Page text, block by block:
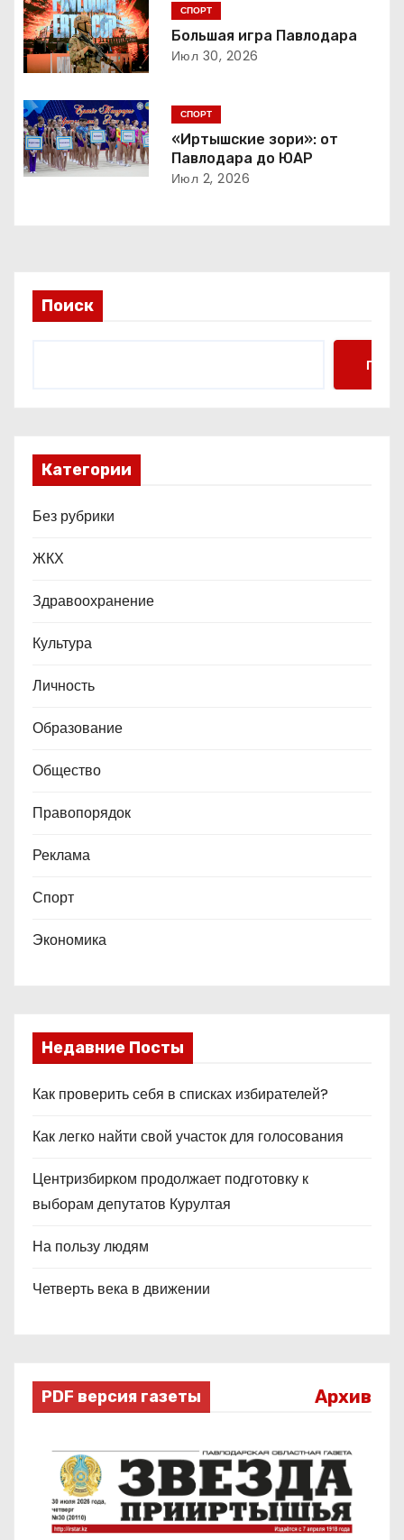
и
я
п
о
з
и
с
СПОРТ
Большая игра Павлодара
Июл 30, 2026
СПОРТ
«Иртышские зори»: от
Павлодара до ЮАР
Июл 2, 2026
Поиск
Поиск
Категории
Без рубрики
ЖКХ
Здравоохранение
Культура
Личность
Образование
Общество
Правопорядок
Реклама
Спорт
Экономика
Недавние Посты
Как проверить себя в списках избирателей?
Как легко найти свой участок для голосования
Центризбирком продолжает подготовку к
выборам депутатов Курултая
На пользу людям
Четверть века в движении
PDF версия газеты Архив